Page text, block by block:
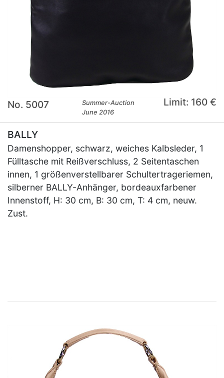
No. 5007
Summer-Auction
June 2016
Limit: 160 €
BALLY
Damenshopper, schwarz, weiches Kalbsleder, 1
Fülltasche mit Reißverschluss, 2 Seitentaschen
innen, 1 größenverstellbarer Schultertrageriemen,
silberner BALLY-Anhänger, bordeauxfarbener
Innenstoff, H: 30 cm, B: 30 cm, T: 4 cm, neuw.
Zust.